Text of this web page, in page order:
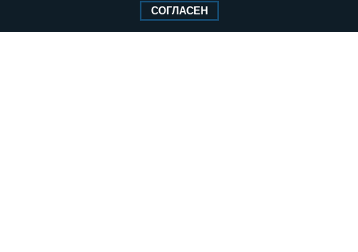
Свидетельство о регистрации Эл № ФС77-
СОГЛАСЕН